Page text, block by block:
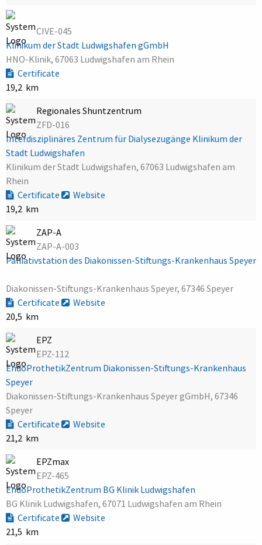
CIVE-045
Klinikum der Stadt Ludwigshafen gGmbH
HNO-Klinik, 67063 Ludwigshafen am Rhein
Certificate
19,2 km
Regionales Shuntzentrum
ZFD-016
Interdisziplinäres Zentrum für Dialysezugänge Klinikum der
Stadt Ludwigshafen
Klinikum der Stadt Ludwigshafen, 67063 Ludwigshafen am
Rhein
Certificate
Website
19,2 km
ZAP-A
ZAP-A-003
Palliativstation des Diakonissen-Stiftungs-Krankenhaus Speyer
Diakonissen-Stiftungs-Krankenhaus Speyer, 67346 Speyer
Certificate
Website
20,5 km
EPZ
EPZ-112
EndoProthetikZentrum Diakonissen-Stiftungs-Krankenhaus
Speyer
Diakonissen-Stiftungs-Krankenhaus Speyer gGmbH, 67346
Speyer
Certificate
Website
21,2 km
EPZmax
EPZ-465
EndoProthetikZentrum BG Klinik Ludwigshafen
BG Klinik Ludwigshafen, 67071 Ludwigshafen am Rhein
Certificate
Website
21,5 km